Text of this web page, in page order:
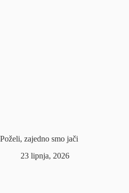
Poželi, zajedno smo jači
23 lipnja, 2026